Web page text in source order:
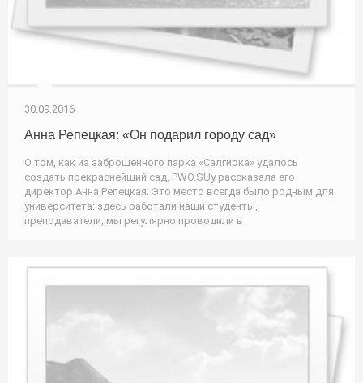
30.09.2016
Анна Репецкая: «Он подарил городу сад»
О том, как из заброшенного парка «Салгирка» удалось
создать прекраснейший сад, PWO.SUу рассказала его
директор Анна Репецкая. Это место всегда было родным для
университета: здесь работали наши студенты,
преподаватели, мы регулярно проводили в